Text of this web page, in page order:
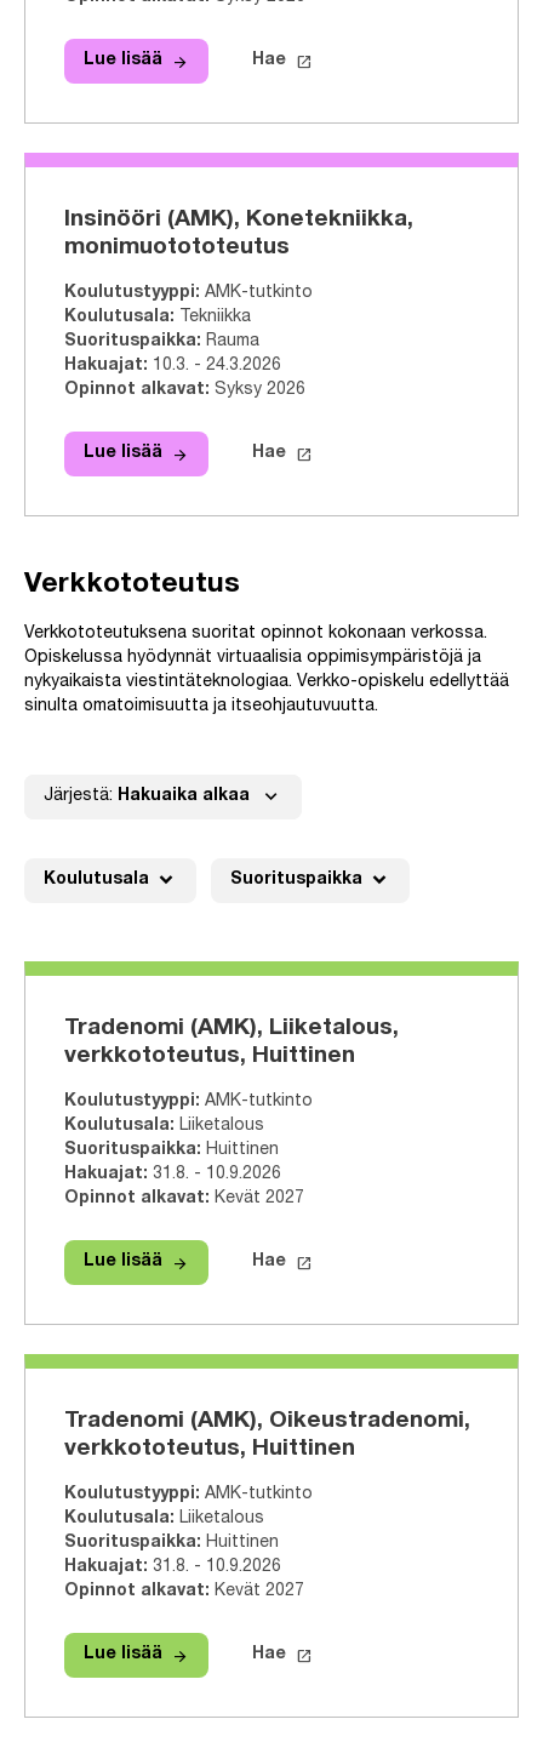
Lue lisää Kuntoutuksen ohjaaja (AMK),
Lue lisää arrow_forward
Hae tähän tutkinto-
Hae launch
Insinööri (AMK), Konetekniikka,
monimuotototeutus
Koulutustyyppi: AMK-tutkinto
Koulutusala:
Tekniikka
Suorituspaikka: Rauma
Hakuajat: 10.3. - 24.3.2026
Opinnot alkavat: Syksy 2026
Lue lisää Insinööri (AMK), Konetekniikka,
Lue lisää arrow_forward
Hae tähän tutkinto-
Hae launch
Verkkototeutus
Verkkototeutuksena suoritat opinnot kokonaan verkossa.
Opiskelussa hyödynnät virtuaalisia oppimisympäristöjä ja
nykyaikaista viestintäteknologiaa. Verkko-opiskelu edellyttää
sinulta omatoimisuutta ja itseohjautuvuutta.
Koulutusala expand_more Suorituspaikka expand_more
Järjestä: Hakuaika alkaa expand_more
Tradenomi (AMK), Liiketalous,
verkkototeutus, Huittinen
Koulutustyyppi: AMK-tutkinto
Koulutusala: Liiketalous
Suorituspaikka: Huittinen
Hakuajat: 31.8. - 10.9.2026
Opinnot alkavat: Kevät 2027
Lue lisää Tradenomi (AMK), Liiketalous,
Lue lisää arrow_forward
Hae tähän tutkinto-
Hae launch
Tradenomi (AMK), Oikeustradenomi,
verkkototeutus, Huittinen
Koulutustyyppi: AMK-tutkinto
Koulutusala: Liiketalous
Suorituspaikka: Huittinen
Hakuajat: 31.8. - 10.9.2026
Opinnot alkavat: Kevät 2027
Lue lisää Tradenomi (AMK),
Lue lisää arrow_forward
Hae tähän tutkinto-
Hae launch